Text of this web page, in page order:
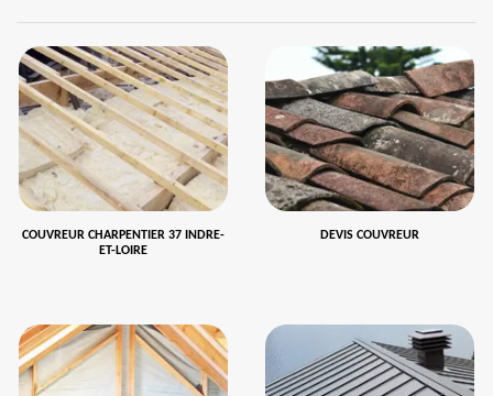
COUVREUR CHARPENTIER 37 INDRE-
ET-LOIRE
DEVIS COUVREUR